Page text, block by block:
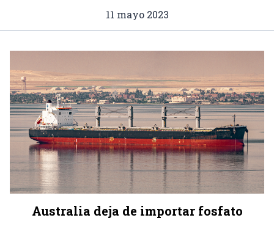
11 mayo 2023
Australia deja de importar fosfato